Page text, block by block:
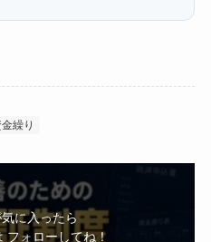
繰り
に入ったら
ォローしてね！